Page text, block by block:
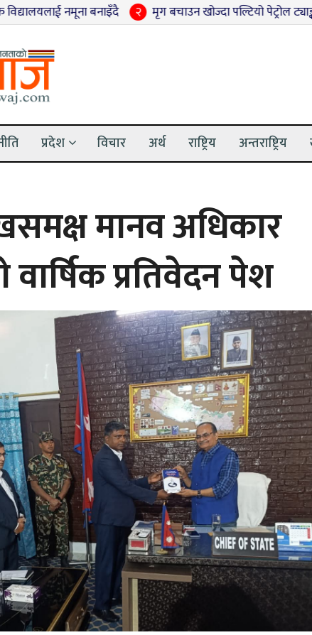
बनाइँदै २ मृग बचाउन खोज्दा पल्टियो पेट्रोल ट्याङ्कर,
प्रदेश विचार अर्थ राष्ट्रिय अन्तराष्ट्रिय
मानव अधिकार
प्रतिवेदन पेश